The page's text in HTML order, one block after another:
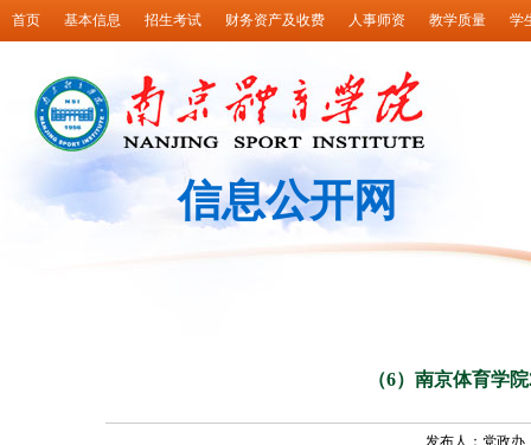
首页 基本信息 招生考试 财务资产及收费 人事师资 教学质量 学
信息公开网
（6）南京体育学
发布人：党政办